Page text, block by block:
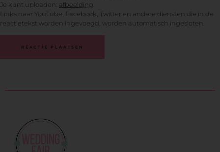
Je kunt uploaden: afbeelding.
Links naar YouTube, Facebook, Twitter en andere diensten die in de
reactietekst worden ingevoegd, worden automatisch ingesloten.